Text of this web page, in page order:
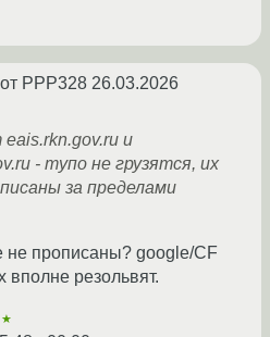
от PPP328 26.03.2026
и
- тупо не грузятся, их
за пределами
не прописаны? google/CF
вполне резольвят.